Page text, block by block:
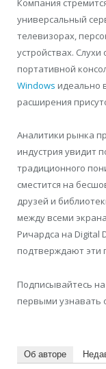
Компания
универсальный
телевизорах,
устройствах.
портативной
Windows идеально
расширения
Аналитики рынка
индустрия увидит
традиционного
сместится на
друзей и
между всеми
Ричардса на Digital
подтверждают эти
Подписывайтесь на
первыми узнавать
Об авторе